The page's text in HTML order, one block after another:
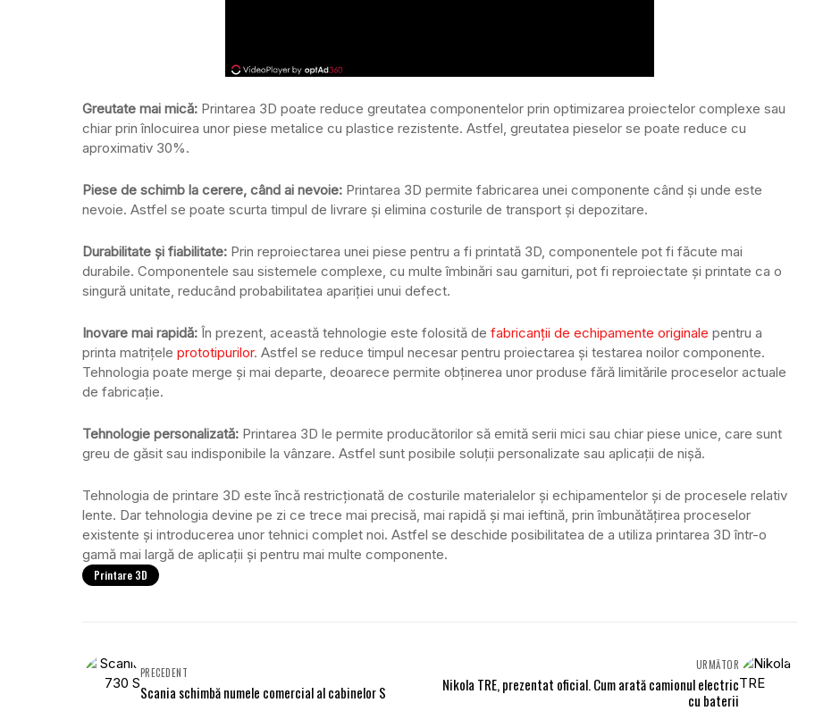
Greutate mai mică: Printarea 3D poate reduce greutatea componentelor prin optimizarea proiectelor complexe sau
chiar prin înlocuirea unor piese metalice cu plastice rezistente. Astfel, greutatea pieselor se poate reduce cu
aproximativ 30%.
Piese de schimb la cerere, când ai nevoie: Printarea 3D permite fabricarea unei componente când și unde este
nevoie. Astfel se poate scurta timpul de livrare și elimina costurile de transport și depozitare.
Durabilitate și fiabilitate: Prin reproiectarea unei piese pentru a fi printată 3D, componentele pot fi făcute mai
durabile. Componentele sau sistemele complexe, cu multe îmbinări sau garnituri, pot fi reproiectate și printate ca o
singură unitate, reducând probabilitatea apariției unui defect.
Inovare mai rapidă: În prezent, această tehnologie este folosită de fabricanții de echipamente originale pentru a
printa matrițele prototipurilor. Astfel se reduce timpul necesar pentru proiectarea și testarea noilor componente.
Tehnologia poate merge și mai departe, deoarece permite obținerea unor produse fără limitările proceselor actuale
de fabricație.
Tehnologie personalizată: Printarea 3D le permite producătorilor să emită serii mici sau chiar piese unice, care sunt
greu de găsit sau indisponibile la vânzare. Astfel sunt posibile soluții personalizate sau aplicații de nișă.
Tehnologia de printare 3D este încă restricționată de costurile materialelor și echipamentelor și de procesele relativ
lente. Dar tehnologia devine pe zi ce trece mai precisă, mai rapidă și mai ieftină, prin îmbunătățirea proceselor
existente și introducerea unor tehnici complet noi. Astfel se deschide posibilitatea de a utiliza printarea 3D într-o
gamă mai largă de aplicații și pentru mai multe componente.
Printare 3D
PRECEDENT
Scania schimbă numele comercial al cabinelor S
URMĂTOR
Nikola TRE, prezentat oficial. Cum arată camionul electric
cu baterii